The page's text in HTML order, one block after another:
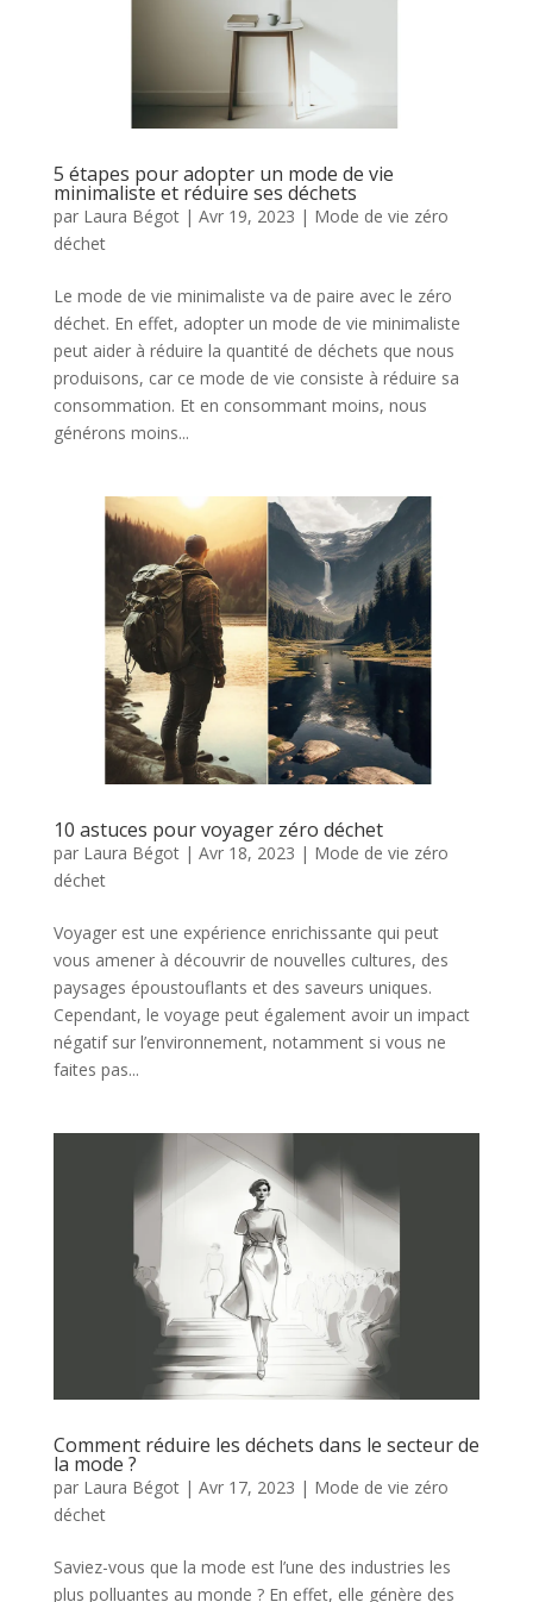
5 étapes pour adopter un mode de vie
minimaliste et réduire ses déchets
par Laura Bégot| Avr 19, 2023 | Mode de vie zéro
déchet
Le mode de vie minimaliste va de paire avec le zéro
déchet. En effet, adopter un mode de vie minimaliste
peut aider à réduire la quantité de déchets que nous
produisons, car ce mode de vie consiste à réduire sa
consommation. Et en consommant moins, nous
générons moins...
10 astuces pour voyager zéro déchet
par Laura Bégot| Avr 18, 2023 | Mode de vie zéro
déchet
Voyager est une expérience enrichissante qui peut
vous amener à découvrir de nouvelles cultures, des
paysages époustouflants et des saveurs uniques.
Cependant, le voyage peut également avoir un impact
négatif sur l’environnement, notamment si vous ne
faites pas...
Comment réduire les déchets dans le secteur de
la mode ?
par Laura Bégot| Avr 17, 2023 | Mode de vie zéro
déchet
Saviez-vous que la mode est l’une des industries les
plus polluantes au monde ? En effet, elle génère des